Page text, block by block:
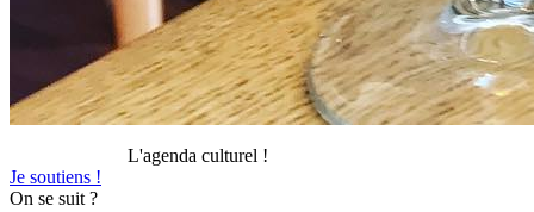
L'agenda culturel !
Je soutiens !
On se suit ?